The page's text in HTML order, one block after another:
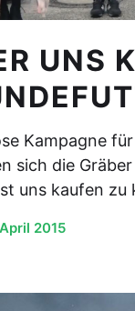
UNS
Kampagne
sich die
uns kaufen zu
2015